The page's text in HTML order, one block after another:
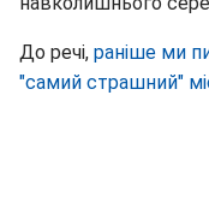
До речі, раніше ми
"самий страшний"